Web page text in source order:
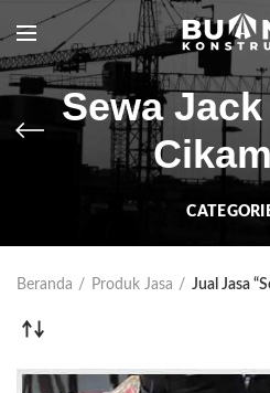
Sewa
Beranda Produk Jasa Jual Jasa